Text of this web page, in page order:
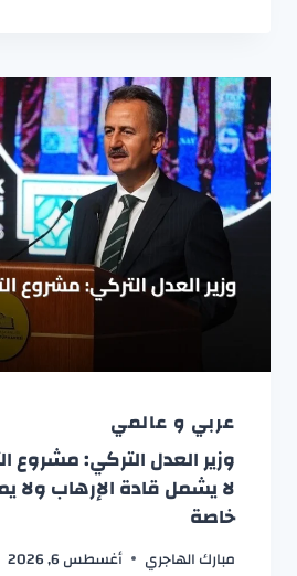
عربي و عالمي
وزير العدل التركي: مشروع
لا يشمل قادة الإرهاب ولا
خاصة
مبارك الهاجري أغسطس 6, 2026